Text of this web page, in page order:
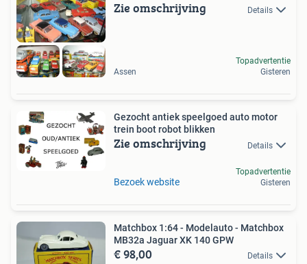
Zie omschrijving Details
Assen
Topadvertentie
Gisteren
Gezocht antiek speelgoed auto motor
trein boot robot blikken
Zie omschrijving Details
Bezoek website
Topadvertentie
Gisteren
Matchbox 1:64 - Modelauto - Matchbox
MB32a Jaguar XK 140 GPW
€ 98,00 Details